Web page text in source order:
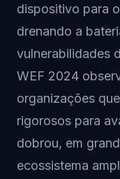
dispositivo para
drenando a
vulnerabilidades
WEF 2024
organizações
rigorosos para
dobrou, em
ecossistema